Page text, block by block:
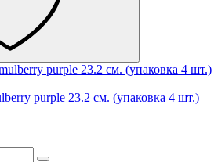
purple 23.2 см. (упаковка 4 шт.)